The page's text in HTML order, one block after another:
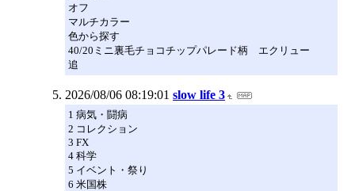
オフ
マルチカラー
色から探す
40/20ミニ裏毛チョコチップパレード柄 エクリュー
追
2026/08/06 08:19:01 slow life 3
1 病気・闘病
2 コレクション
3 FX
4 科学
5 イベント・祭り
6 米国株